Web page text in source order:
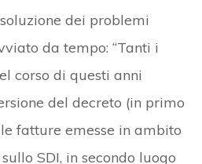
dei problemi
da tempo: “Tanti i
corso di questi anni
del decreto (in primo
fatture emesse in ambito
SDI, in secondo luogo